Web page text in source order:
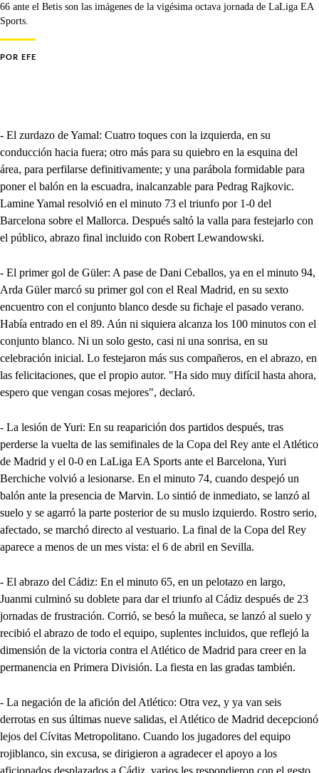
66 ante el Betis son las imágenes de la vigésima octava jornada de LaLiga EA
Sports.
POR EFE
- El zurdazo de Yamal: Cuatro toques con la izquierda, en su
conducción hacia fuera; otro más para su quiebro en la esquina del
área, para perfilarse definitivamente; y una parábola formidable para
poner el balón en la escuadra, inalcanzable para Pedrag Rajkovic.
Lamine Yamal resolvió en el minuto 73 el triunfo por 1-0 del
Barcelona sobre el Mallorca. Después saltó la valla para festejarlo con
el público, abrazo final incluido con Robert Lewandowski.
- El primer gol de Güler: A pase de Dani Ceballos, ya en el minuto 94,
Arda Güler marcó su primer gol con el Real Madrid, en su sexto
encuentro con el conjunto blanco desde su fichaje el pasado verano.
Había entrado en el 89. Aún ni siquiera alcanza los 100 minutos con el
conjunto blanco. Ni un solo gesto, casi ni una sonrisa, en su
celebración inicial. Lo festejaron más sus compañeros, en el abrazo, en
las felicitaciones, que el propio autor. "Ha sido muy difícil hasta ahora,
espero que vengan cosas mejores", declaró.
- La lesión de Yuri: En su reaparición dos partidos después, tras
perderse la vuelta de las semifinales de la Copa del Rey ante el Atlético
de Madrid y el 0-0 en LaLiga EA Sports ante el Barcelona, Yuri
Berchiche volvió a lesionarse. En el minuto 74, cuando despejó un
balón ante la presencia de Marvin. Lo sintió de inmediato, se lanzó al
suelo y se agarró la parte posterior de su muslo izquierdo. Rostro serio,
afectado, se marchó directo al vestuario. La final de la Copa del Rey
aparece a menos de un mes vista: el 6 de abril en Sevilla.
- El abrazo del Cádiz: En el minuto 65, en un pelotazo en largo,
Juanmi culminó su doblete para dar el triunfo al Cádiz después de 23
jornadas de frustración. Corrió, se besó la muñeca, se lanzó al suelo y
recibió el abrazo de todo el equipo, suplentes incluidos, que reflejó la
dimensión de la victoria contra el Atlético de Madrid para creer en la
permanencia en Primera División. La fiesta en las gradas también.
- La negación de la afición del Atlético: Otra vez, y ya van seis
derrotas en sus últimas nueve salidas, el Atlético de Madrid decepcionó
lejos del Cívitas Metropolitano. Cuando los jugadores del equipo
rojiblanco, sin excusa, se dirigieron a agradecer el apoyo a los